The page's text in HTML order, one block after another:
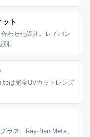
ット
わせた設計。レイバン
。
は完全UVカットレンズ
ラス。Ray-Ban Meta、